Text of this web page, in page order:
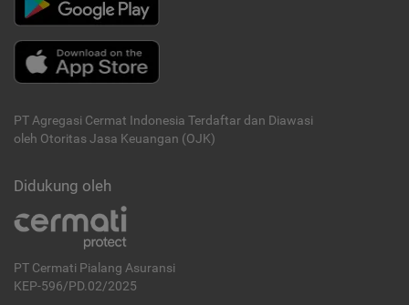
PT Agregasi Cermat Indonesia Terdaftar dan Diawasi
oleh Otoritas Jasa Keuangan (OJK)
Didukung oleh
PT Cermati Pialang Asuransi
KEP-596/PD.02/2025